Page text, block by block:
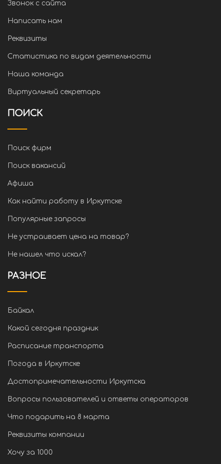
Звонок с сайта
Написать нам
Реквизиты
Статистика по видам деятельности
Наша команда
Виртуальный секретарь
ПОИСК
Поиск фирм
Поиск вакансий
Афиша
Как найти работу в Иркутске
Популярные запросы
Не устраивает цена на товар?
Не нашел что искал?
РАЗНОЕ
Байкал
Какой сегодня праздник
Расписание транспорта
Погода в Иркутске
Достопримечательности Иркутска
Вопросы пользователей и ответы операторов
Что подарить на 8 марта
Реквизиты компании
Хочу за 1000